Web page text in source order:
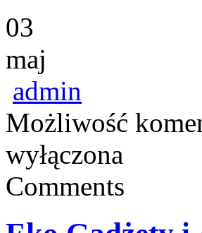
03
maj
admin
Możliwość
wyłączona
Comments